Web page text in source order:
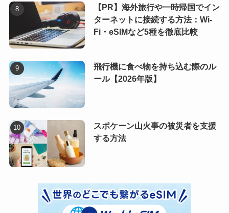
【PR】海外旅行や一時帰国でイン
ターネットに接続する方法：Wi-
Fi・eSIMなど5種を徹底比較
飛行機に食べ物を持ち込む際のル
ール【2026年版】
スポケーン山火事の被災者を支援
する方法